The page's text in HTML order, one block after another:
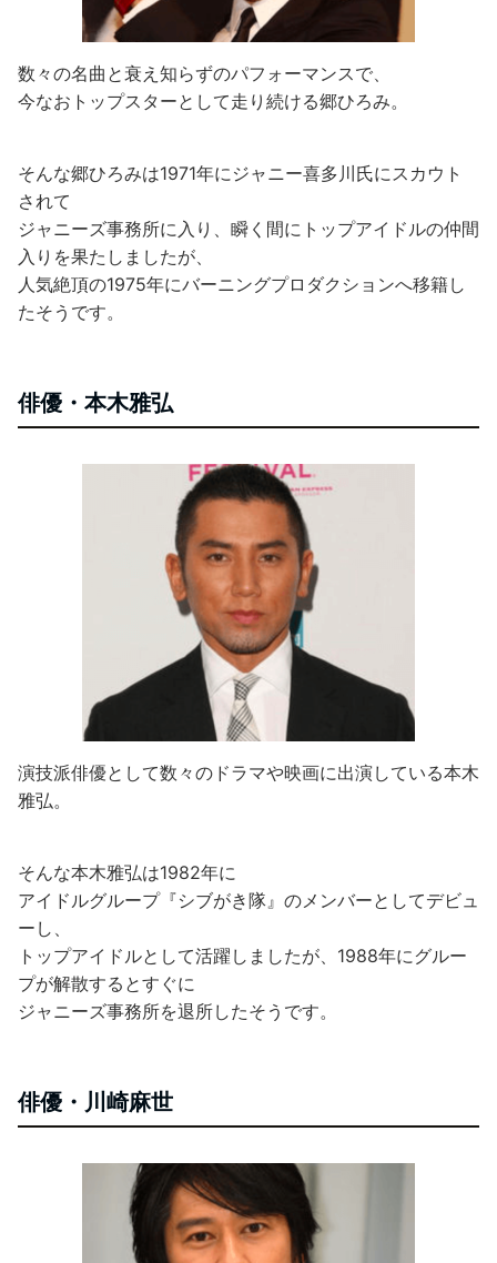
数々の名曲と衰え知らずのパフォーマンスで、
今なおトップスターとして走り続ける郷ひろみ。
そんな郷ひろみは1971年にジャニー喜多川氏にスカウト
されて
ジャニーズ事務所に入り、瞬く間にトップアイドルの仲間
入りを果たしましたが、
人気絶頂の1975年にバーニングプロダクションへ移籍し
たそうです。
俳優・本木雅弘
演技派俳優として数々のドラマや映画に出演している本木
雅弘。
そんな本木雅弘は1982年に
アイドルグループ『シブがき隊』のメンバーとしてデビュ
ーし、
トップアイドルとして活躍しましたが、1988年にグルー
プが解散するとすぐに
ジャニーズ事務所を退所したそうです。
俳優・川崎麻世